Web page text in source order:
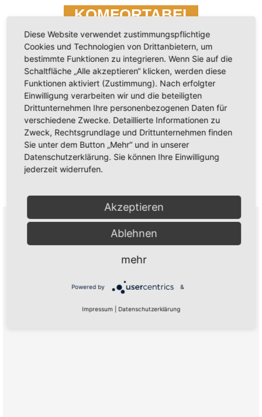
KOMFORTABEL
TIEFE ARBEITSPLATTE
Zusätzlichen Platz zum Kochen bietet unsere
extra tiefe Arbeitsplatte. Mit einer geraden Kante
und einer Dicke von nur 25 mm gibt die
Arbeitsplatte der Küche das gewisse Etwas. Du
kannst zwischen 3 zeitlosen Oberflächen
wählen.
Diese Website verwendet zustimmungspflichtige
Cookies und Technologien von Drittanbietern, um
bestimmte Funktionen zu integrieren. Wenn Sie auf die
Schaltfläche „Alle akzeptieren“ klicken, werden diese
Funktionen aktiviert (Zustimmung). Nach erfolgter
Einwilligung verarbeiten wir und die beteiligten
Drittunternehmen Ihre personenbezogenen Daten für
verschiedene Zwecke. Detaillierte Informationen zu
Zweck, Rechtsgrundlage und Drittunternehmen finden
Sie unter dem Button „Mehr“ und in unserer
Datenschutzerklärung. Sie können Ihre Einwilligung
jederzeit widerrufen.
Akzeptieren
Ablehnen
mehr
Powered by &
Impressum Datenschutzerklärung